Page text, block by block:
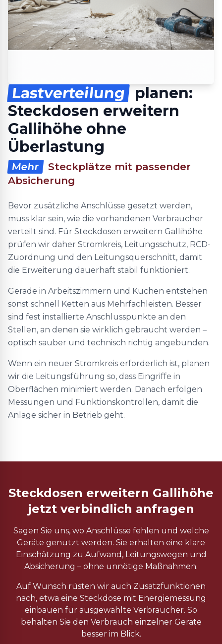
Lastverteilung
planen:
Steckdosen erweitern
Gallihöhe ohne
Überlastung
Mehr
Steckplätze mit passender
Absicherung
Bevor zusätzliche Anschlüsse gesetzt werden,
muss klar sein, wie die vorhandenen Verbraucher
verteilt sind. Für Steckdosen erweitern Gallihöhe
prüfen wir daher Stromkreis, Leitungsschutz, RCD-
Zuordnung und den Leitungsquerschnitt, damit
die Erweiterung dauerhaft stabil funktioniert.
Gerade in Arbeitszimmern und Küchen entstehen
sonst schnell Ketten aus Mehrfachleisten. Besser
sind fest installierte Anschlusspunkte an den
Stellen, an denen sie wirklich gebraucht werden –
optisch sauber und technisch richtig angebunden.
Wenn ein neuer Stromkreis erforderlich ist, planen
wir die Leitungsführung so, dass Eingriffe in
Oberflächen minimiert werden. Danach erfolgen
Messungen und Funktionskontrollen, damit die
Anlage sicher in Betrieb geht.
Steckdosen erweitern Gallihöhe
jetzt verbindlich anfragen
Sagen Sie uns, wo Anschlüsse fehlen und welche
Geräte genutzt werden. Sie erhalten eine klare
Einschätzung zu Aufwand, Leitungswegen und
Absicherung – ohne unnötige Maßnahmen.
Auf Wunsch rüsten wir auch Zusatzfunktionen
nach, etwa eine Steckdose mit Energiemessung
einbauen für ausgewählte Verbraucher. So
behalten Sie den Verbrauch einzelner Geräte
besser im Blick.